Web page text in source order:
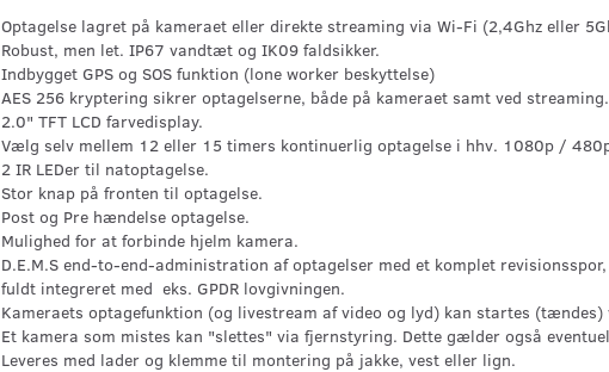
Optagelse lagret på kameraet eller direkte streaming via Wi-Fi (2,4Ghz eller
Robust, men let. IP67 vandtæt og IK09 faldsikker.
Indbygget GPS og SOS funktion (lone worker beskyttelse)
AES 256 kryptering sikrer optagelserne, både på kameraet samt ved streaming.
2.0" TFT LCD farvedisplay.
Vælg selv mellem 12 eller 15 timers kontinuerlig optagelse i hhv. 1080p /
2 IR LEDer til natoptagelse.
Stor knap på fronten til optagelse.
Post og Pre hændelse optagelse.
Mulighed for at forbinde hjelm kamera.
D.E.M.S end-to-end-administration af optagelser med et komplet
fuldt integreret med eks. GPDR lovgivningen.
Kameraets optagefunktion (og livestream af video og lyd) kan startes
Et kamera som mistes kan "slettes" via fjernstyring. Dette gælder også
Leveres med lader og klemme til montering på jakke, vest eller lign.